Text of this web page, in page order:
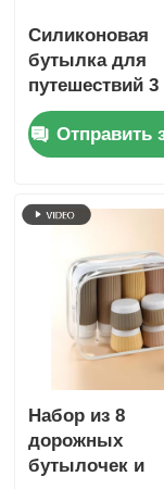
Силиконовая
бутылка для
путешествий 3
унции/90 мл с
прозрачным
Отправить
Набор из 8
дорожных
бутылочек и